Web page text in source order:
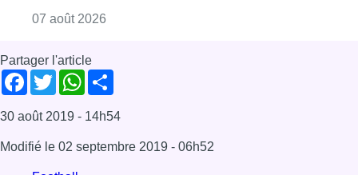
07 août 2026
Partager l'article
Facebook
TwitterWhatsApp
30 août 2019 - 14h54
Modifié le 02 septembre 2019 - 06h52